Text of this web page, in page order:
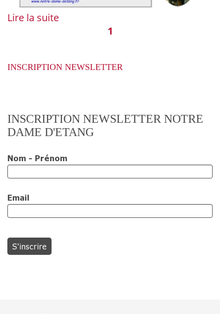
Lire la suite
1
INSCRIPTION NEWSLETTER
INSCRIPTION NEWSLETTER NOTRE
DAME D'ETANG
Nom - Prénom
Email
S'inscrire